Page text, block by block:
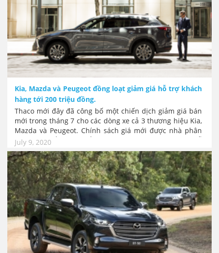
Kia, Mazda và Peugeot đồng loạt giảm giá hỗ trợ khách
hàng tới 200 triệu đồng.
Thaco mới đây đã công bố một chiến dịch giảm giá bán
mới trong tháng 7 cho các dòng xe cả 3 thương hiệu Kia,
Mazda và Peugeot. Chính sách giá mới được nhà phân
phối này triển khai nhằm hưởng ứng các hành động hỗ
trợ kinh tế của Chính phủ và tháng khuyến mãi quốc gia.
Các ưu đãi của ba thương hiệu xe Kia, Mazda và Peugeot
được Thaco công bố nhằm giúp khách hàng có thêm ưu
đãi hơn trong việc chọn mua xe.
July 9, 2020